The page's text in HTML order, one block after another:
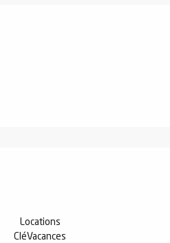
Locations
CléVacances